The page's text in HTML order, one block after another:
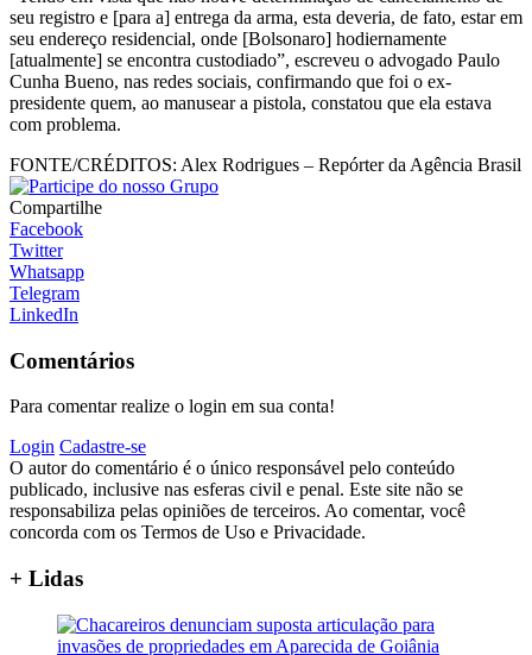
seu registro e [para a] entrega da arma, esta deveria, de fato, estar em
seu endereço residencial, onde [Bolsonaro] hodiernamente
[atualmente] se encontra custodiado”, escreveu o advogado Paulo
Cunha Bueno, nas redes sociais, confirmando que foi o ex-
presidente quem, ao manusear a pistola, constatou que ela estava
com problema.
FONTE/CRÉDITOS: Alex Rodrigues – Repórter da Agência Brasil
Compartilhe
Facebook
Twitter
Whatsapp
Telegram
LinkedIn
Comentários
Para comentar realize o login em sua conta!
Login Cadastre-se
O autor do comentário é o único responsável pelo conteúdo
publicado, inclusive nas esferas civil e penal. Este site não se
responsabiliza pelas opiniões de terceiros. Ao comentar, você
concorda com os Termos de Uso e Privacidade.
+ Lidas